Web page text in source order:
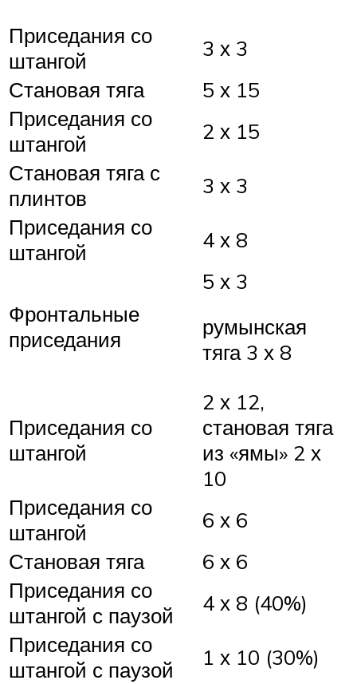
Приседания со
штангой
3 х 3
Становая тяга
5 х 15
Приседания со
штангой
2 х 15
Становая тяга с
плинтов
3 х 3
Приседания со
штангой
4 х 8
Фронтальные
приседания
5 х 3
румынская
тяга 3 х 8
Приседания со
штангой
2 х 12,
становая тяга
из «ямы» 2 х
10
Приседания со
штангой
6 х 6
Становая тяга
6 х 6
Приседания со
штангой с паузой
4 х 8 (40%)
Приседания со
штангой с паузой
1 х 10 (30%)